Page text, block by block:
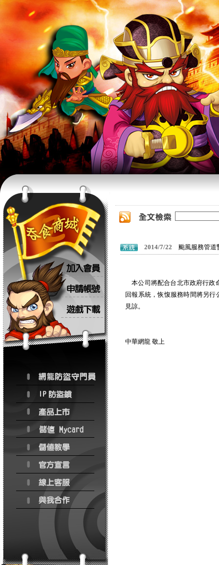
2014/7/22 颱風服務管道
本公司將配合台北市政府行政
回報系統，恢愎服務時間將另
見諒。
中華網龍 敬上